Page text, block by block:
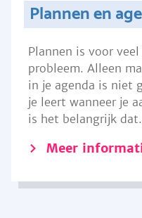
Plannen en
Plannen is voor
probleem. Alleen
in je agenda is niet
je leert wanneer je
is het belangrijk
Meer